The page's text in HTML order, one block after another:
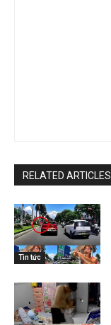
RELATED ARTICLES
Tin tức